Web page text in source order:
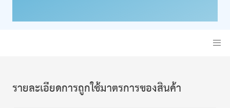
รายละเอียดการถูกใช้มาตรการของสินค้า